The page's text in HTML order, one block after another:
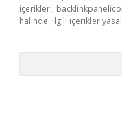
içerikleri,
halinde, ilgili içerikler